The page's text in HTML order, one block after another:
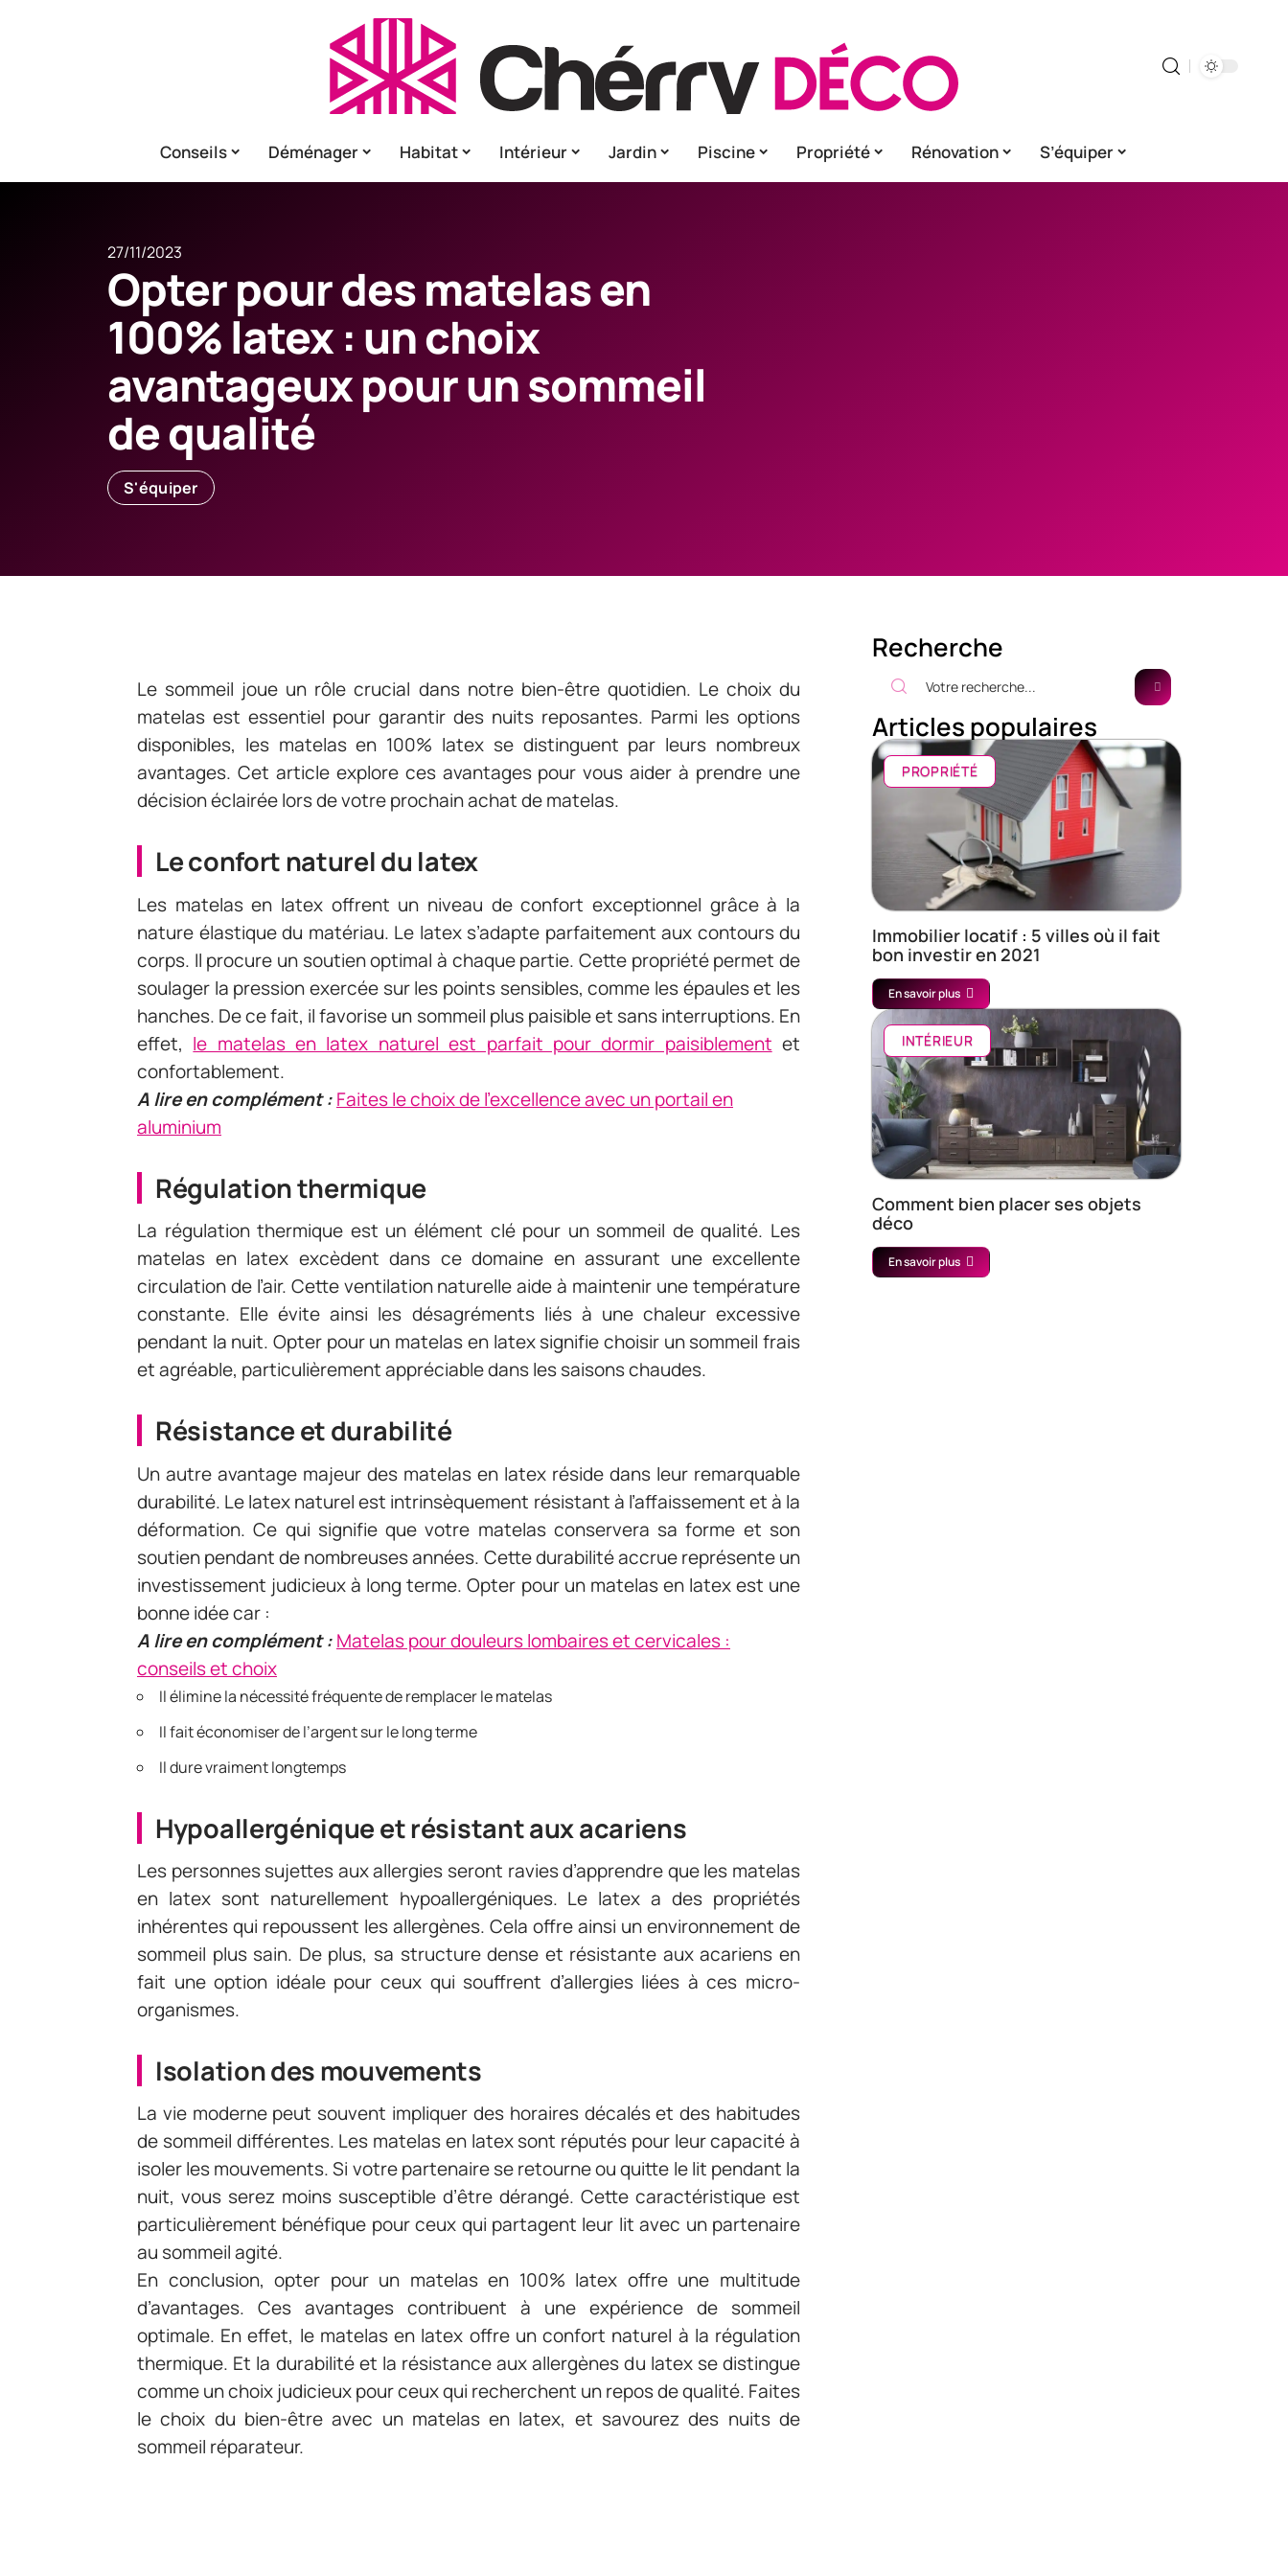
Conseils Déménager Habitat Intérieur Jardin Piscine Propriété Rénovation S’équiper
27/11/2023
Opter pour des matelas en
100% latex : un choix
avantageux pour un sommeil
de qualité
S'équiper
Le sommeil joue un rôle crucial dans notre bien-être quotidien. Le choix du
matelas est essentiel pour garantir des nuits reposantes. Parmi les options
disponibles, les matelas en 100% latex se distinguent par leurs nombreux
avantages. Cet article explore ces avantages pour vous aider à prendre une
décision éclairée lors de votre prochain achat de matelas.
Le confort naturel du latex
Les matelas en latex offrent un niveau de confort exceptionnel grâce à la
nature élastique du matériau. Le latex s’adapte parfaitement aux contours du
corps. Il procure un soutien optimal à chaque partie. Cette propriété permet de
soulager la pression exercée sur les points sensibles, comme les épaules et les
hanches. De ce fait, il favorise un sommeil plus paisible et sans interruptions. En
effet, le matelas en latex naturel est parfait pour dormir paisiblement et
confortablement.
A lire en complément :Faites le choix de l'excellence avec un portail en
aluminium
Régulation thermique
La régulation thermique est un élément clé pour un sommeil de qualité. Les
matelas en latex excèdent dans ce domaine en assurant une excellente
circulation de l’air. Cette ventilation naturelle aide à maintenir une température
constante. Elle évite ainsi les désagréments liés à une chaleur excessive
pendant la nuit. Opter pour un matelas en latex signifie choisir un sommeil frais
et agréable, particulièrement appréciable dans les saisons chaudes.
Résistance et durabilité
Un autre avantage majeur des matelas en latex réside dans leur remarquable
durabilité. Le latex naturel est intrinsèquement résistant à l’affaissement et à la
déformation. Ce qui signifie que votre matelas conservera sa forme et son
soutien pendant de nombreuses années. Cette durabilité accrue représente un
investissement judicieux à long terme. Opter pour un matelas en latex est une
bonne idée car :
A lire en complément :Matelas pour douleurs lombaires et cervicales :
conseils et choix
Il élimine la nécessité fréquente de remplacer le matelas
Il fait économiser de l’argent sur le long terme
Il dure vraiment longtemps
Hypoallergénique et résistant aux acariens
Les personnes sujettes aux allergies seront ravies d’apprendre que les matelas
en latex sont naturellement hypoallergéniques. Le latex a des propriétés
inhérentes qui repoussent les allergènes. Cela offre ainsi un environnement de
sommeil plus sain. De plus, sa structure dense et résistante aux acariens en
fait une option idéale pour ceux qui souffrent d’allergies liées à ces micro-
organismes.
Isolation des mouvements
La vie moderne peut souvent impliquer des horaires décalés et des habitudes
de sommeil différentes. Les matelas en latex sont réputés pour leur capacité à
isoler les mouvements. Si votre partenaire se retourne ou quitte le lit pendant la
nuit, vous serez moins susceptible d’être dérangé. Cette caractéristique est
particulièrement bénéfique pour ceux qui partagent leur lit avec un partenaire
au sommeil agité.
En conclusion, opter pour un matelas en 100% latex offre une multitude
d’avantages. Ces avantages contribuent à une expérience de sommeil
optimale. En effet, le matelas en latex offre un confort naturel à la régulation
thermique. Et la durabilité et la résistance aux allergènes du latex se distingue
comme un choix judicieux pour ceux qui recherchent un repos de qualité. Faites
le choix du bien-être avec un matelas en latex, et savourez des nuits de
sommeil réparateur.
Recherche
Articles populaires
PROPRIÉTÉ
Immobilier locatif : 5 villes où il fait
bon investir en 2021
En savoir plus
INTÉRIEUR
Comment bien placer ses objets
déco
En savoir plus